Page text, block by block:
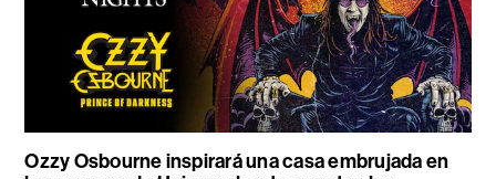
Ozzy Osbourne inspirará una casa embrujada en